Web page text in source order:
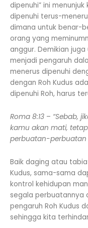
dipenuhi” ini
dipenuhi terus-
dimana untuk benar-
orang yang
anggur. Demikian
menjadi pengaruh
menerus dipenuhi
dengan Roh Kudus
dipenuhi Roh, harus
Roma 8:13 – “Sebab,
kamu akan mati,
perbuatan-perbuatan
Baik daging atau
Kudus, sama-sama
kontrol kehidupan
segala perbuatannya
pengaruh Roh Kudus
sehingga kita